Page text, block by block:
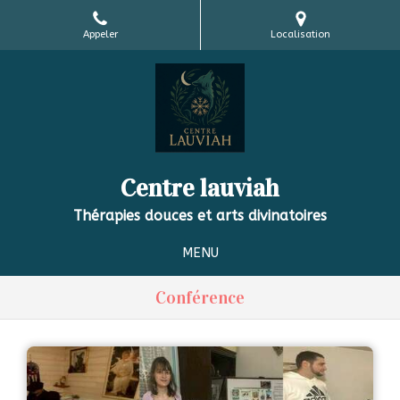
Appeler Localisation
Centre lauviah
Thérapies douces et arts divinatoires
MENU
Conférence